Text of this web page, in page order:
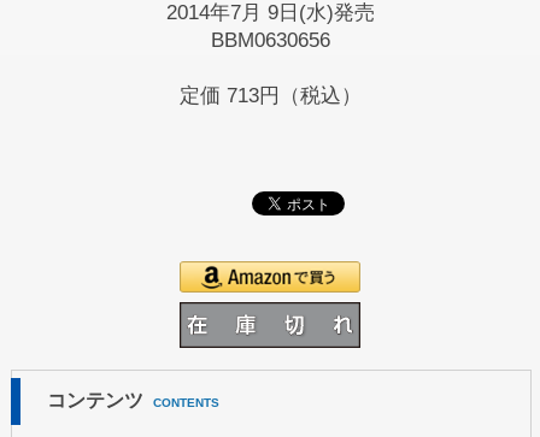
2014年7月 9日(水)発売
BBM0630656
定価 713円（税込）
コンテンツ CONTENTS